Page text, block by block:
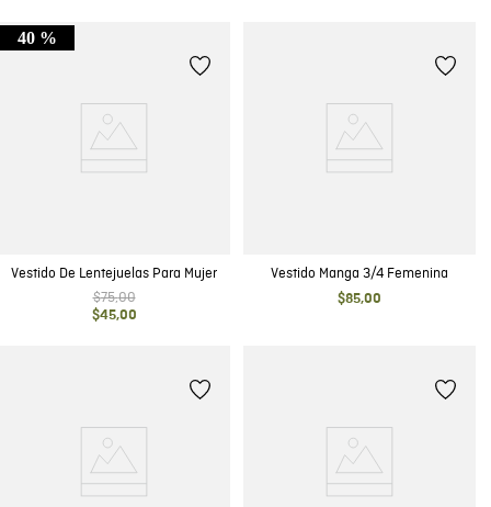
40 %
Vestido De Lentejuelas Para Mujer
$75,00
$45,00
Vestido Manga 3/4 Femenina
$85,00